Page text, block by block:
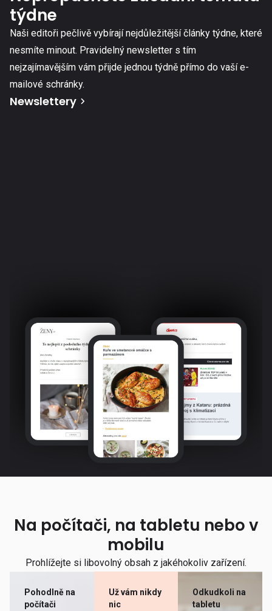
týdne
Naši editoři pečlivě vybírají nejdůležitější články týdne, které
nesmíte minout. Pravidelný newsletter s tím
nejzajímavějším vám přijde jednou týdně přímo do vaší e-
mailové schránky.
Newslettery
Na počítači, na tabletu nebo v
mobilu
Prohlížejte si libovolný obsah z jakéhokoliv zařízení.
Pohodlně na
počítači
Už vám nikdy
nic
Odkudkoli na
tabletu